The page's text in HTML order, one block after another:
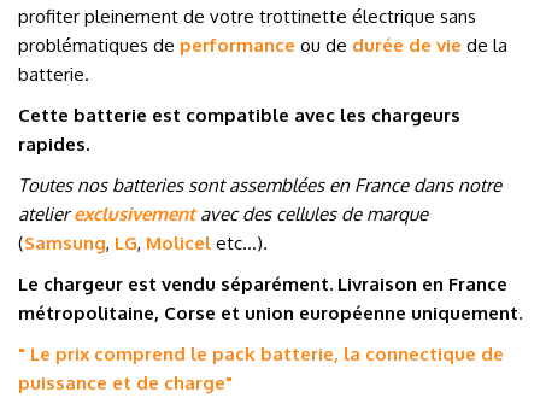
profiter pleinement de votre trottinette électrique sans
problématiques de performance ou de durée de vie de la
batterie.
Cette batterie est compatible avec les chargeurs
rapides.
Toutes nos batteries sont assemblées en France dans notre
atelierexclusivementavec des cellules de marque
(Samsung, LG, Molicel etc…).
Le chargeur est vendu séparément. Livraison en France
métropolitaine, Corse et union européenne uniquement.
" Le prix comprend le pack batterie, la connectique de
puissance et de charge"